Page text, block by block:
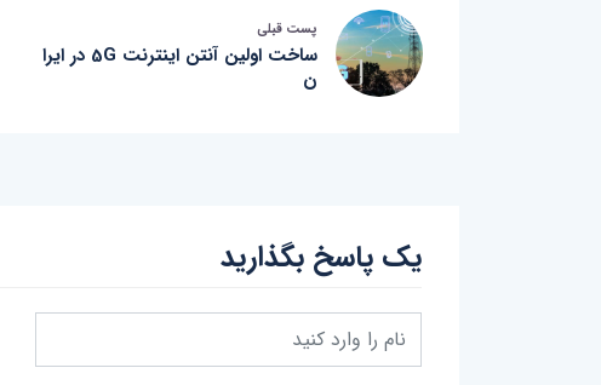
پست قبلی
ساخت اولین آنتن اینترنت 5G در ایرا
ن
یک پاسخ بگذارید